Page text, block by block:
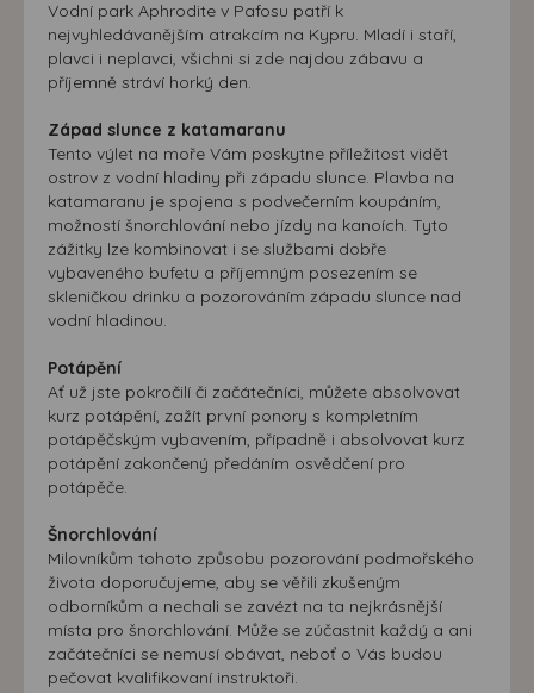
Vodní park Aphrodite v Pafosu patří k
nejvyhledávanějším atrakcím na Kypru. Mladí i staří,
plavci i neplavci, všichni si zde najdou zábavu a
příjemně stráví horký den.
Západ slunce z katamaranu
Tento výlet na moře Vám poskytne příležitost vidět
ostrov z vodní hladiny při západu slunce. Plavba na
katamaranu je spojena s podvečerním koupáním,
možností šnorchlování nebo jízdy na kanoích. Tyto
zážitky lze kombinovat i se službami dobře
vybaveného bufetu a příjemným posezením se
skleničkou drinku a pozorováním západu slunce nad
vodní hladinou.
Potápění
Ať už jste pokročilí či začátečníci, můžete absolvovat
kurz potápění, zažít první ponory s kompletním
potápěčským vybavením, případně i absolvovat kurz
potápění zakončený předáním osvědčení pro
potápěče.
Šnorchlování
Milovníkům tohoto způsobu pozorování podmořského
života doporučujeme, aby se věřili zkušeným
odborníkům a nechali se zavézt na ta nejkrásnější
místa pro šnorchlování. Může se zúčastnit každý a ani
začátečníci se nemusí obávat, neboť o Vás budou
pečovat kvalifikovaní instruktoři.